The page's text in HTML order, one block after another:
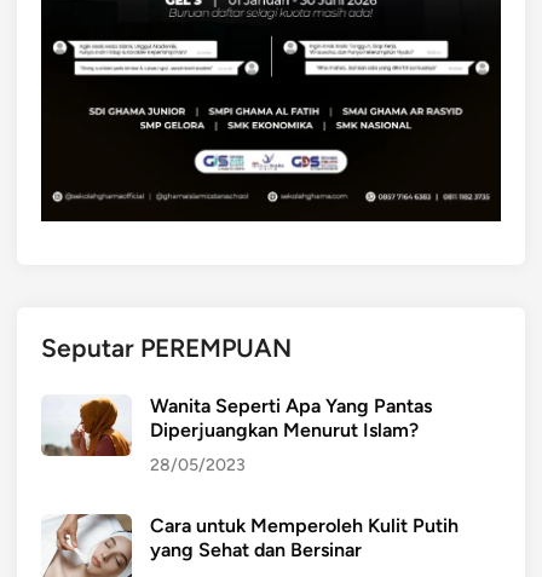
Seputar PEREMPUAN
Wanita Seperti Apa Yang Pantas
Diperjuangkan Menurut Islam?
28/05/2023
Cara untuk Memperoleh Kulit Putih
yang Sehat dan Bersinar